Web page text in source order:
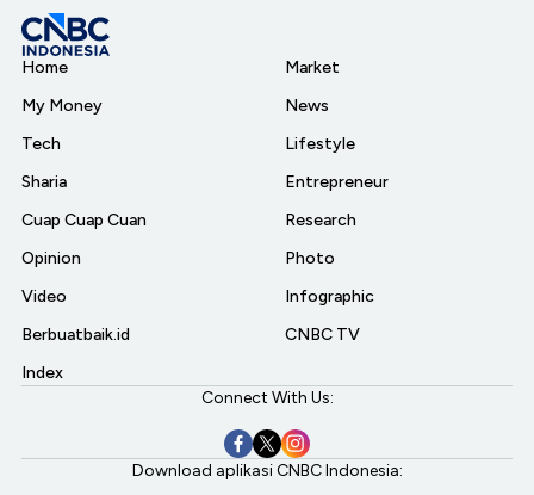
Home
My Money
Tech
Sharia
Cuap Cuap Cuan
Opinion
Video
Berbuatbaik.id
Index
Market
News
Lifestyle
Entrepreneur
Research
Photo
Infographic
CNBC TV
Connect With Us:
Download aplikasi CNBC Indonesia: